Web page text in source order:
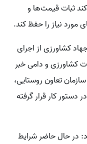
ثبات قیمت‌ها و
نیاز را حفظ کند.
کشاورزی از اجرای
کشاورزی و دامی خبر
تعاون روستایی،
دستور کار قرار گرفته
در حال حاضر شرایط